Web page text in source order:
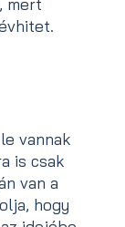
vannak
is csak
van a
hogy